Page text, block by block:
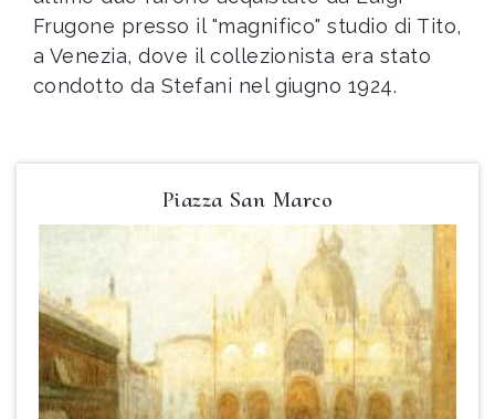
Frugone presso il "magnifico" studio di Tito,
a Venezia, dove il collezionista era stato
condotto da Stefani nel giugno 1924.
Piazza San Marco